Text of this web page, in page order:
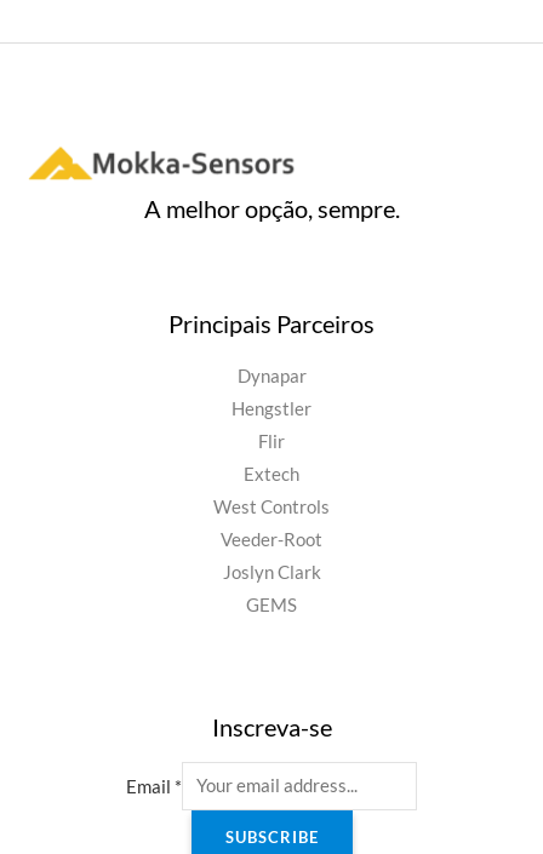
A melhor opção, sempre.
Principais Parceiros
Dynapar
Hengstler
Flir
Extech
West Controls
Veeder-Root
Joslyn Clark
GEMS
Inscreva-se
Email *
SUBSCRIBE